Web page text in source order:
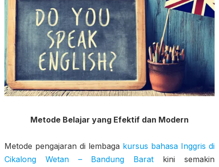
Metode Belajar yang Efektif dan Modern
Metode pengajaran di lembaga kursus bahasa Inggris di
Cikalong Wetan – Bandung Barat kini semakin